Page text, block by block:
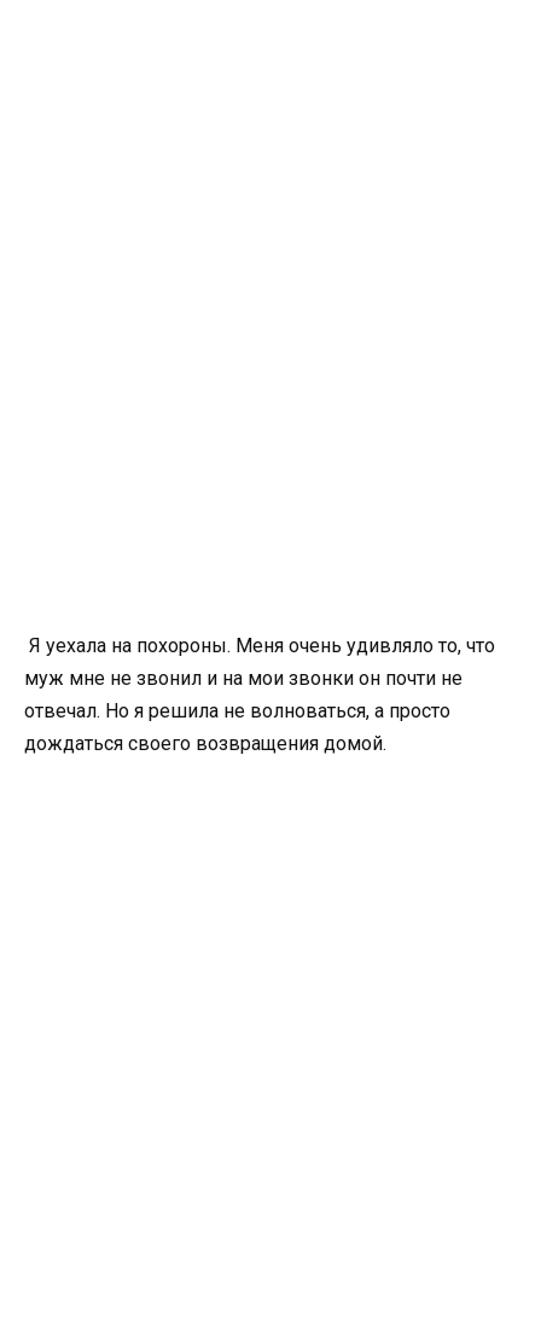
Я уехала на похороны. Меня очень удивляло то, что
муж мне не звонил и на мои звонки он почти не
отвечал. Но я решила не волноваться, а просто
дождаться своего возвращения домой.